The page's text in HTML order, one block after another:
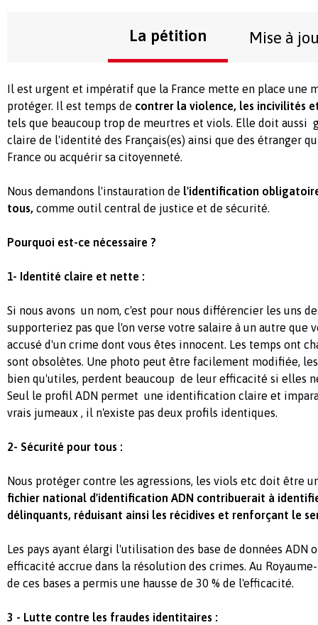
La pétition Mise à
Il est urgent et impératif que la France mette en place une
protéger. Il est temps de contrer la violence, les incivilités
tels que beaucoup trop de meurtres et viols. Elle doit aussi
claire de l'identité des Français(es) ainsi que des étranger
France ou acquérir sa citoyenneté.
Nous demandons l'instauration de l'identification
tous, comme outil central de justice et de sécurité.
Pourquoi est-ce nécessaire ?
1- Identité claire et nette :
Si nous avons un nom, c'est pour nous différencier les uns
supporteriez pas que l'on verse votre salaire à un autre que
accusé d'un crime dont vous êtes innocent. Les temps ont
sont obsolètes. Une photo peut être facilement modifiée,
bien qu'utiles, perdent beaucoup de leur efficacité si elles
Seul le profil ADN permet une identification claire et
vrais jumeaux , il n'existe pas deux profils identiques.
2- Sécurité pour tous :
Nous protéger contre les agressions, les viols etc doit être
fichier national d'identification ADN contribuerait à
délinquants, réduisant ainsi les récidives et renforçant le
Les pays ayant élargi l'utilisation des base de données ADN
efficacité accrue dans la résolution des crimes. Au
de ces bases a permis une hausse de 30 % de l'efficacité.
3 - Lutte contre les fraudes identitaires :